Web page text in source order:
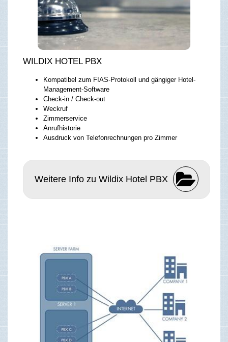
WILDIX HOTEL PBX
Kompatibel zum FIAS-Protokoll und gängiger Hotel-
Management-Software
Check-in / Check-out
Weckruf
Zimmerservice
Anrufhistorie
Ausdruck von Telefonrechnungen pro Zimmer
Weitere Info zu Wildix Hotel PBX